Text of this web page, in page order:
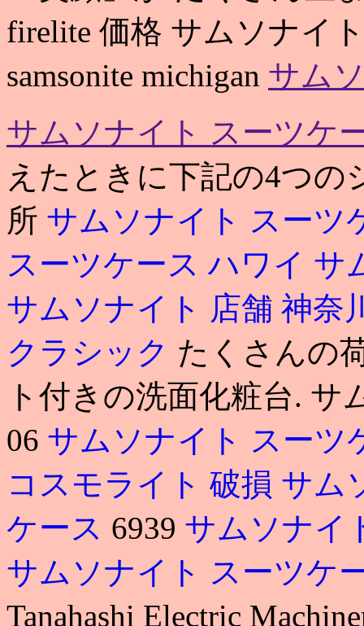
firelite 価格 サムソナイ
samsonite michigan サム
サムソナイト スーツケ
えたときに下記の4つ
所 サムソナイト スーツ
スーツケース ハワイ サ
サムソナイト 店舗 神奈
クラシック たくさんの
ト付きの洗面化粧台.
06 サムソナイト スーツ
コスモライト 破損 サム
ケース 6939 サムソナイ
サムソナイト スーツケ
Tanahashi Electric